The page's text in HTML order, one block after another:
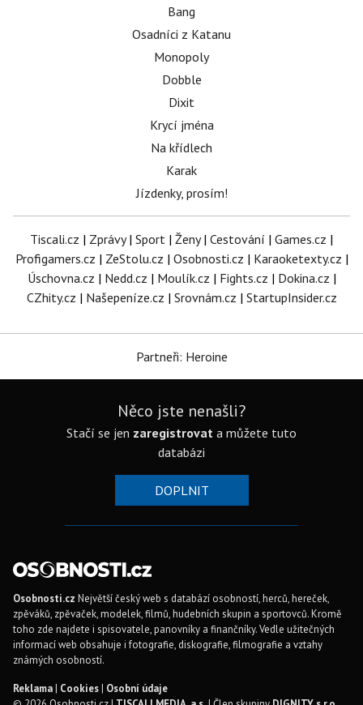
Bang
Osadníci z Katanu
Monopoly
Dobble
Dixit
Krycí jména
Na křídlech
Karak
Jízdenky, prosím!
Tiscali.cz | Zprávy| Sport | Ženy| Cestování | Games.cz |
Profigamers.cz | ZeStolu.cz | Osobnosti.cz | Karaoketexty.cz |
Úschovna.cz | Nedd.cz | Moulík.cz | Fights.cz | Dokina.cz |
CZhity.cz | Našepeníze.cz | Srovnám.cz | StartupInsider.cz
Partneři: Heroine
Něco jste nenašli?
Stačí se jen zaregistrovat a můžete tuto
databázi
DOPLNIT
Osobnosti.cz Největší český web s databází osobností, herců, hereček,
zpěváků, zpěvaček, modelek, filmů, hudebních skupin a sportovců. Kromě
toho zde najdete i spisovatele, panovníky a finančníky. Vedle užitečných
informací web obsahuje i fotografie, diskografie, filmografie a vztahy
známých osobností.
Reklama| Cookies| Osobní údaje